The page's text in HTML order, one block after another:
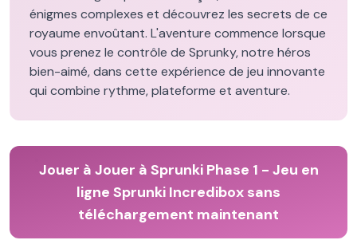
énigmes complexes et découvrez les secrets de ce
royaume envoûtant. L'aventure commence lorsque
vous prenez le contrôle de Sprunky, notre héros
bien-aimé, dans cette expérience de jeu innovante
qui combine rythme, plateforme et aventure.
Jouer à Jouer à Sprunki Phase 1 - Jeu en
ligne Sprunki Incredibox sans
téléchargement maintenant